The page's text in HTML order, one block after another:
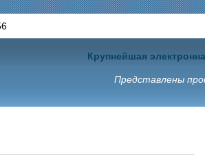
Крупнейшая
Представлены